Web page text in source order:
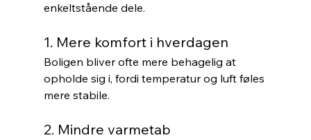
enkeltstående dele.
1. Mere komfort i hverdagen
Boligen bliver ofte mere behagelig at
opholde sig i, fordi temperatur og luft føles
mere stabile.
2. Mindre varmetab